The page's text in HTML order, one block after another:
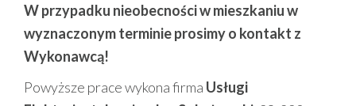
W przypadku nieobecności w mieszkaniu w
wyznaczonym terminie prosimy o kontakt z
Wykonawcą!
Powyższe prace wykona firma Usługi